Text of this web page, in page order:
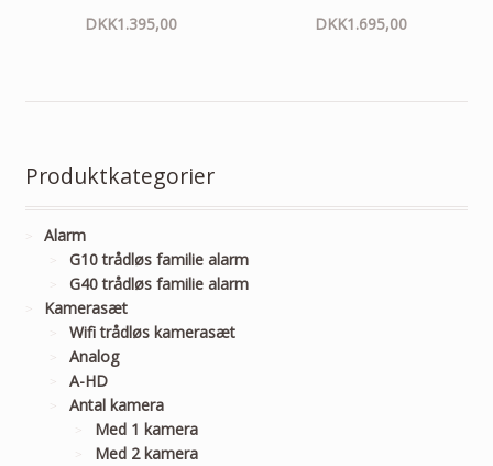
DKK1.395,00 DKK1.695,00
Produktkategorier
Alarm
G10 trådløs familie alarm
G40 trådløs familie alarm
Kamerasæt
Wifi trådløs kamerasæt
Analog
A-HD
Antal kamera
Med 1 kamera
Med 2 kamera